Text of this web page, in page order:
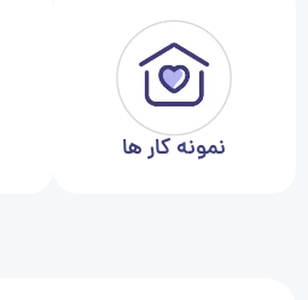
نمونه کار ها